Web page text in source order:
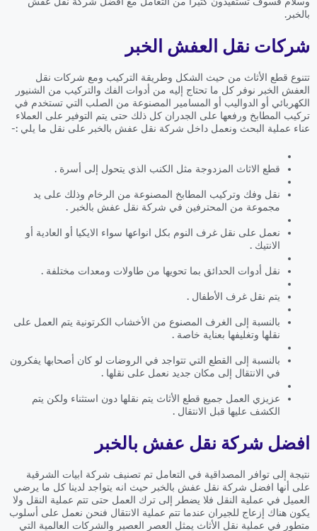
بالخبر.
شركات نقل العفش الخبر
تتنوع قطع الأثاث من حيث الشكل وطريقة التركيب ومع شركات نقل
العفش الخبر نوفر كل ما تحتاج إليه من أدوات الفك والتركيب من الشنيور
الكهربائي أو الدواليب أو المسامير المصنوعة من الصلب التي تستخدم في
تركيب المطابخ ورفعها على الجدران كل ذلك حتى يتم التوفير على العملاء
عناء عملية البحث ونعمل داخل شركة نقل عفش بالخبر على نقل ما يلي :-
قطع الاثاث المزدوجة مثل الكنب الذي يتحول إلى أسرة .
نقل وفك وتركيب المطابخ المصنوعة من الرخام وذلك على يد
مجموعة من المحترفين في شركة نقل عفش بالخبر .
نعمل على نقل غرف النوم بكل انواعها سواء الايكيا أو العادية أو
الانتيك .
نقل أدوات الحدائق بما تحويها من طاولات ومعدات مختلفة .
يتم نقل غرف الأطفال .
بالنسبة إلى الغرف المصنوع من الأخشاب الكرتونية يتم العمل على
نقلها وتغليفها بعناية خاصة .
بالنسبة إلى القطع التي تتواجد في الروضات لو كان أصحابها يفكرون
في الانتقال إلى مكان جديد نعمل على نقلها .
عزيزي العمل جميع قطع الأثاث يتم نقلها دون استثناء ولكن يتم
الكشف عليها قبل الانتقال .
افضل شركة نقل عفش بالخبر
نتيجة إلى توافر المصداقية في التعامل تم تصنيف شركة ابيات الشرقية
على أنها افضل شركة نقل عفش بالخبر حيث انه يتواجد لدينا كل ما يرضي
العميل في عملية النقل فلا يضطر إلى ترك العمل حتى تتم عملية النقل ولا
يكون هناك إزعاج للجيران عندما تتم عملية الانتقال فنحن نعمل على أسلوب
متطور في عملية نقل الأثاث يمثل العصر العصير والشركات العالمية التي